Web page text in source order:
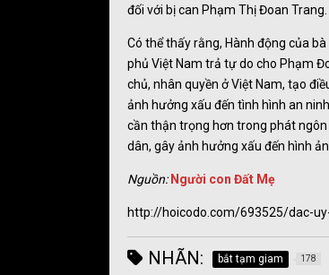
đối với bị can Phạm Thị Đoan Trang.
Có thể thấy rằng, Hành động của
phủ Việt Nam trả tự do cho Phạm
chủ, nhân quyền ở Việt Nam, tạo
ảnh hưởng xấu đến tình hình an
cần thận trọng hơn trong phát
dân, gây ảnh hưởng xấu đến hình
Nguồn: Người con Đất Mẹ
http://hoicodo.com/693525/dac-
NHÃN: bắt tạm giam 178